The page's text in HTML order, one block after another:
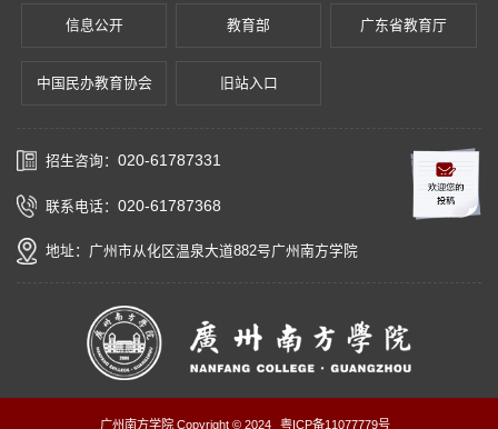
信息公开 教育部 广东省教育厅
中国民办教育协会 旧站入口
招生咨询： 020-61787331
联系电话： 020-61787368
地址：广州市从化区温泉大道882号广州南方学院
广州南方学院 Copyright © 2024 粤ICP备11077779号